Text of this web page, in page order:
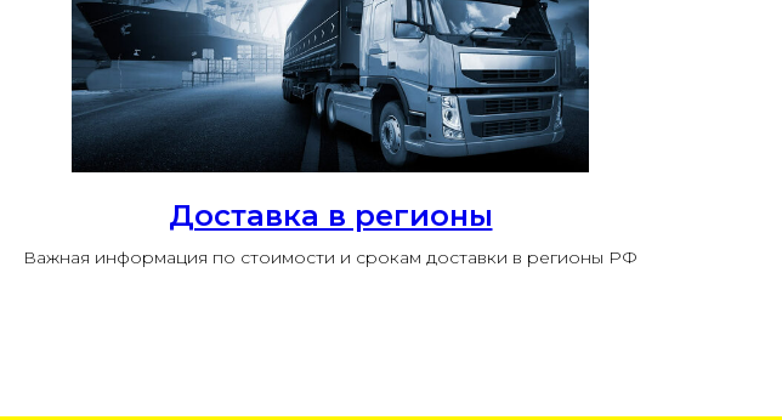
Доставка в регионы
Важная информация по стоимости и срокам доставки в регионы РФ